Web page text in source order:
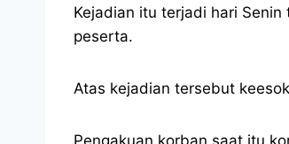
Kejadian itu terjadi hari
peserta.
Atas kejadian tersebut
Pengakuan korban saat itu